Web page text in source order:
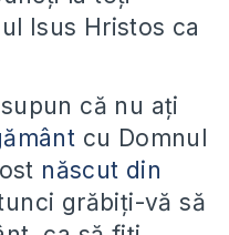
Isus Hristos ca
că nu ați
cu Domnul
născut din
grăbiți-vă să